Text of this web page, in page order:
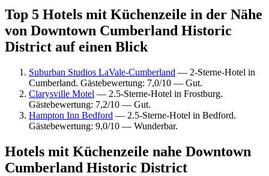
Top 5 Hotels mit Küchenzeile in der Nähe
von Downtown Cumberland Historic
District auf einen Blick
Suburban Studios LaVale-Cumberland — 2-Sterne-Hotel in
Cumberland. Gästebewertung: 7,0/10 — Gut.
Clarysville Motel — 2.5-Sterne-Hotel in Frostburg.
Gästebewertung: 7,2/10 — Gut.
Hampton Inn Bedford — 2.5-Sterne-Hotel in Bedford.
Gästebewertung: 9,0/10 — Wunderbar.
Hotels mit Küchenzeile nahe Downtown
Cumberland Historic District